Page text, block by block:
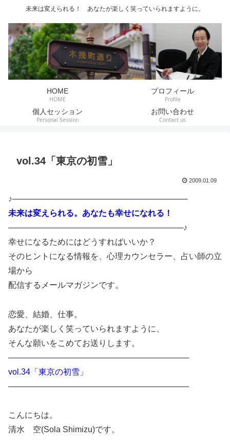
未来は変えられる！ あなたが楽しく笑っていられますように。
HOME
HOME
プロフィール
Profile
個人セッション
Personal Session
お問い合わせ
Contact us
vol.34「東京の初雪」
2009.01.09
♪───────────────────────────────
未来は変えられる。あなたも幸せになれる！
───────────────────────────────♪
幸せになるためにはどうすればいいか？
そのヒントになる情報を、心理カウンセラー、占い師の立
場から
配信するメールマガジンです。
恋愛、結婚、仕事。
あなたが楽しく笑っていられますように、
そんな願いをこめてお送りします。
────────────────────────────────
vol.34「東京の初雪」
────────────────────────────────
こんにちは。
清水 空(Sola Shimizu)です。